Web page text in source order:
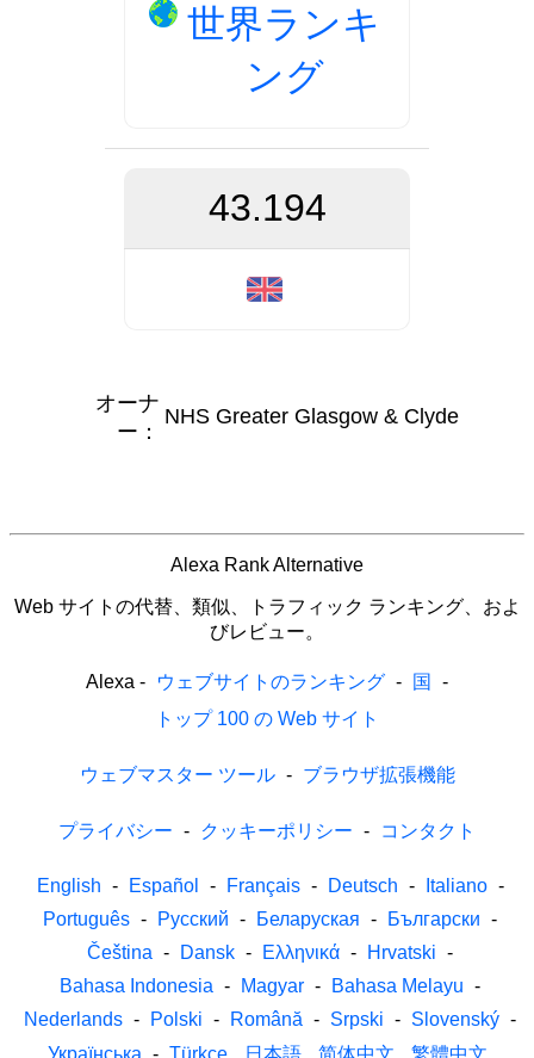
世界ランキ
ング
43.194
オーナ
ー：
NHS Greater Glasgow & Clyde
Alexa Rank Alternative
Web サイトの代替、類似、トラフィック ランキング、およ
びレビュー。
Alexa - ウェブサイトのランキング - 国
-
トップ 100 の Web サイト
ウェブマスター ツール - ブラウザ拡張機能
プライバシー - クッキーポリシー - コンタクト
English - Español - Français - Deutsch - Italiano -
Português - Русский - Беларуская - Български -
Čeština - Dansk - Ελληνικά - Hrvatski -
Bahasa Indonesia - Magyar - Bahasa Melayu -
Nederlands - Polski - Română - Srpski - Slovenský -
Українська - Türkçe 日本語 简体中文 繁體中文